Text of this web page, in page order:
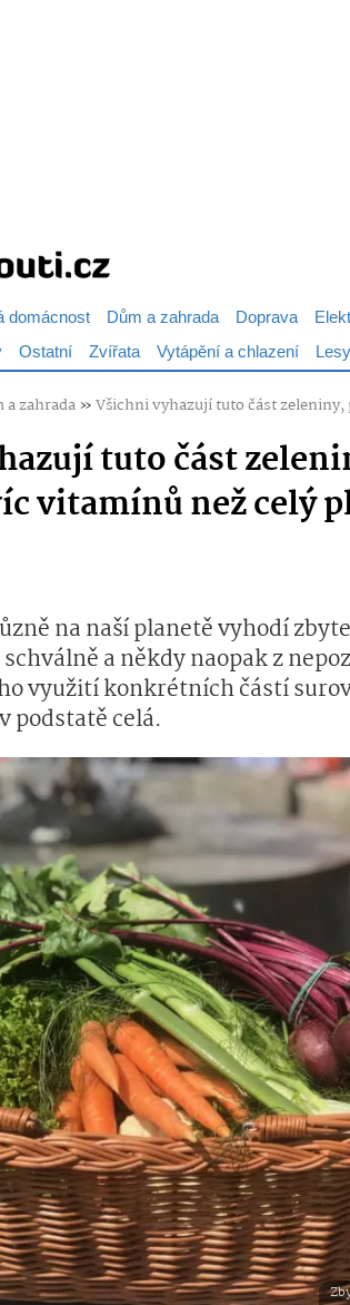
domácnost Dům a zahrada Doprava
Ostatní Zvířata Vytápění a chlazení Lesy
a zahrada»Všichni vyhazují tuto část
tuto část
vitamínů než celý
na naší planetě vyhodí
a někdy naopak z
využití konkrétních částí
podstatě celá.